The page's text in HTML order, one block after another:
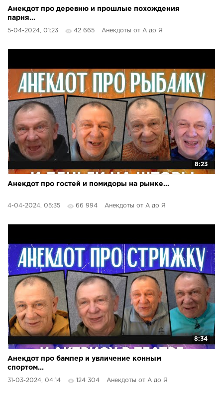
Анекдот про деревню и прошлые похождения
парня...
5-04-2024, 01:23 42 665 Анекдоты от А до Я
8:23
Анекдот про гостей и помидоры на рынке...
4-04-2024, 05:35 66 994 Анекдоты от А до Я
8:34
Анекдот про бампер и увличение конным
спортом...
31-03-2024, 04:14 124 304 Анекдоты от А до Я